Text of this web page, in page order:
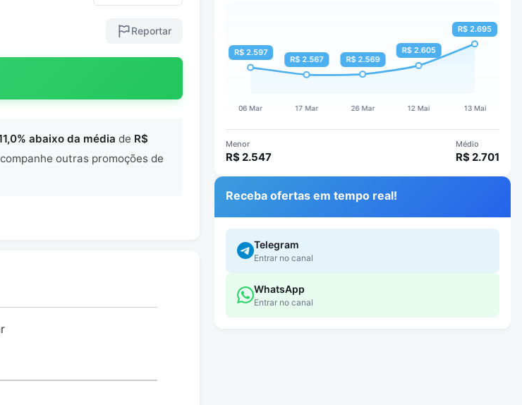
Reportar
abaixo da média de R$
outras promoções de
Menor
R$ 2.547
Médio
R$ 2.701
Receba ofertas em tempo real!
Telegram
Entrar no canal
WhatsApp
Entrar no canal